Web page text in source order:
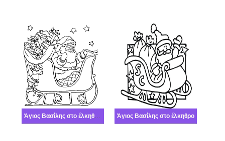
Άγιος Βασίλης στο έλκηθρο του Άγιος Βασίλης στο έλκηθρο